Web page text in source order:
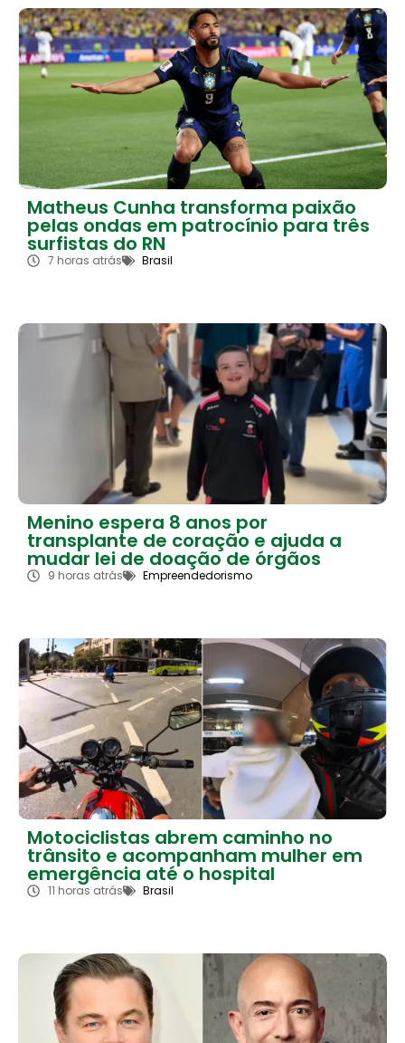
Matheus Cunha transforma paixão
pelas ondas em patrocínio para três
surfistas do RN
7 horas atrás Brasil
Menino espera 8 anos por
transplante de coração e ajuda a
mudar lei de doação de órgãos
9 horas atrás Empreendedorismo
Motociclistas abrem caminho no
trânsito e acompanham mulher em
emergência até o hospital
11 horas atrás Brasil